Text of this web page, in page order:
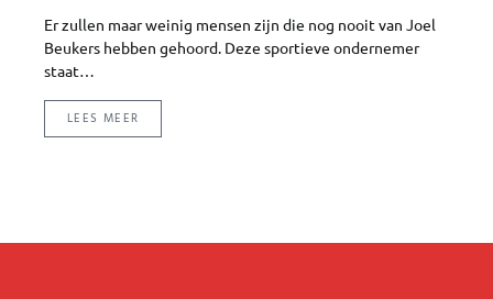
Er zullen maar weinig mensen zijn die nog nooit van Joel
Beukers hebben gehoord. Deze sportieve ondernemer
staat…
LEES MEER